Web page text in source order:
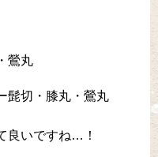
鶯丸
髭切・膝丸・鶯丸
良いですね…！